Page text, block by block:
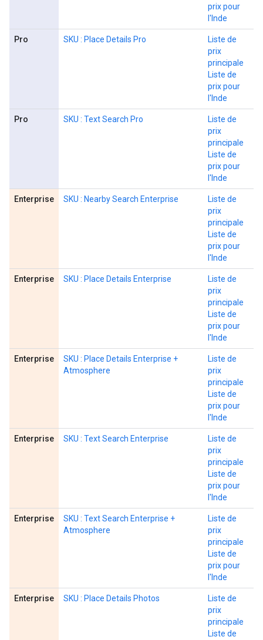
prix pour
l'Inde
Pro SKU : Place Details Pro
Liste de
prix
principale
Liste de
prix pour
l'Inde
Pro SKU : Text Search Pro
Liste de
prix
principale
Liste de
prix pour
l'Inde
Enterprise SKU : Nearby Search Enterprise
Liste de
prix
principale
Liste de
prix pour
l'Inde
Enterprise SKU : Place Details Enterprise
Liste de
prix
principale
Liste de
prix pour
l'Inde
Enterprise
SKU : Place Details Enterprise +
Atmosphere
Liste de
prix
principale
Liste de
prix pour
l'Inde
Enterprise SKU : Text Search Enterprise
Liste de
prix
principale
Liste de
prix pour
l'Inde
Enterprise
SKU : Text Search Enterprise +
Atmosphere
Liste de
prix
principale
Liste de
prix pour
l'Inde
Enterprise SKU : Place Details Photos
Liste de
prix
principale
Liste de